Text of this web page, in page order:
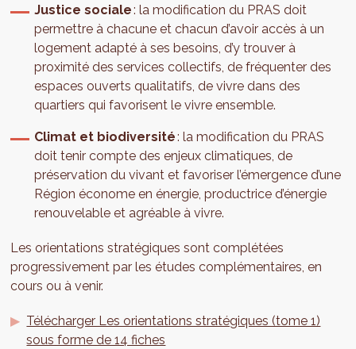
Justice sociale: la modification du PRAS doit
permettre à chacune et chacun d’avoir accès à un
logement adapté à ses besoins, d’y trouver à
proximité des services collectifs, de fréquenter des
espaces ouverts qualitatifs, de vivre dans des
quartiers qui favorisent le vivre ensemble.
Climat et biodiversité: la modification du PRAS
doit tenir compte des enjeux climatiques, de
préservation du vivant et favoriser l’émergence d’une
Région économe en énergie, productrice d’énergie
renouvelable et agréable à vivre.
Les orientations stratégiques sont complétées
progressivement par les études complémentaires, en
cours ou à venir.
Télécharger Les orientations stratégiques (tome 1)
sous forme de 14 fiches